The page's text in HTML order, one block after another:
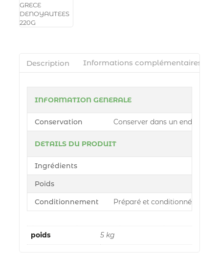
Description Informations complémentaires
INFORMATION GENERALE
Conservation Conserver dans un endroit
DETAILS DU PRODUIT
Ingrédients
Poids
Conditionnement Préparé et conditionné par
poids 5 kg